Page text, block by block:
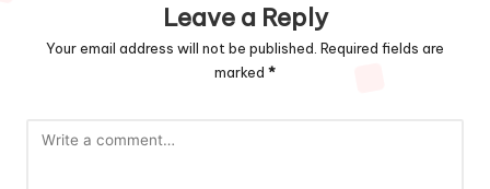
Leave a Reply
Your email address will not be published. Required fields are
marked *